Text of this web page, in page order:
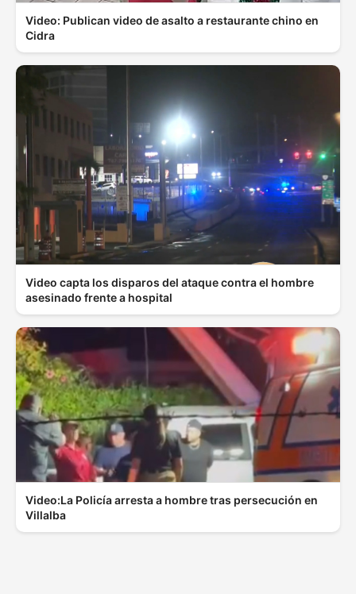
Video: Publican video de asalto a restaurante chino en
Cidra
Video capta los disparos del ataque contra el hombre
asesinado frente a hospital
Video:La Policía arresta a hombre tras persecución en
Villalba